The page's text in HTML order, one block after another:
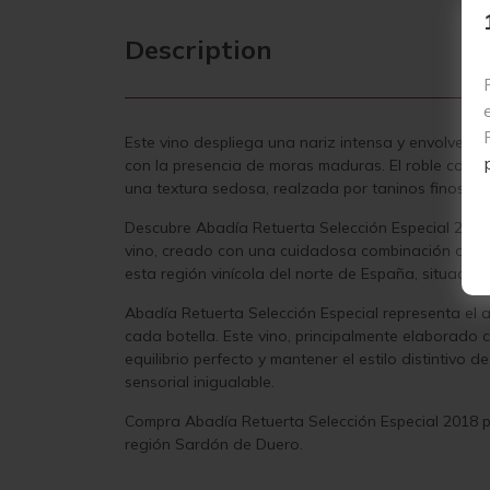
Description
Este vino despliega una nariz intensa y
con la presencia de moras maduras. El roble
una textura sedosa, realzada por taninos finos y
Descubre Abadía Retuerta Selección Especial
vino, creado con una cuidadosa combinación de
esta región vinícola del norte de España, situada
Abadía Retuerta Selección Especial representa
cada botella. Este vino, principalmente
equilibrio perfecto y mantener el estilo distintivo
sensorial inigualable.
Compra Abadía Retuerta Selección Especial
región Sardón de Duero.